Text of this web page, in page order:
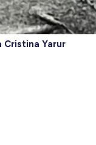
Cristina Yarur